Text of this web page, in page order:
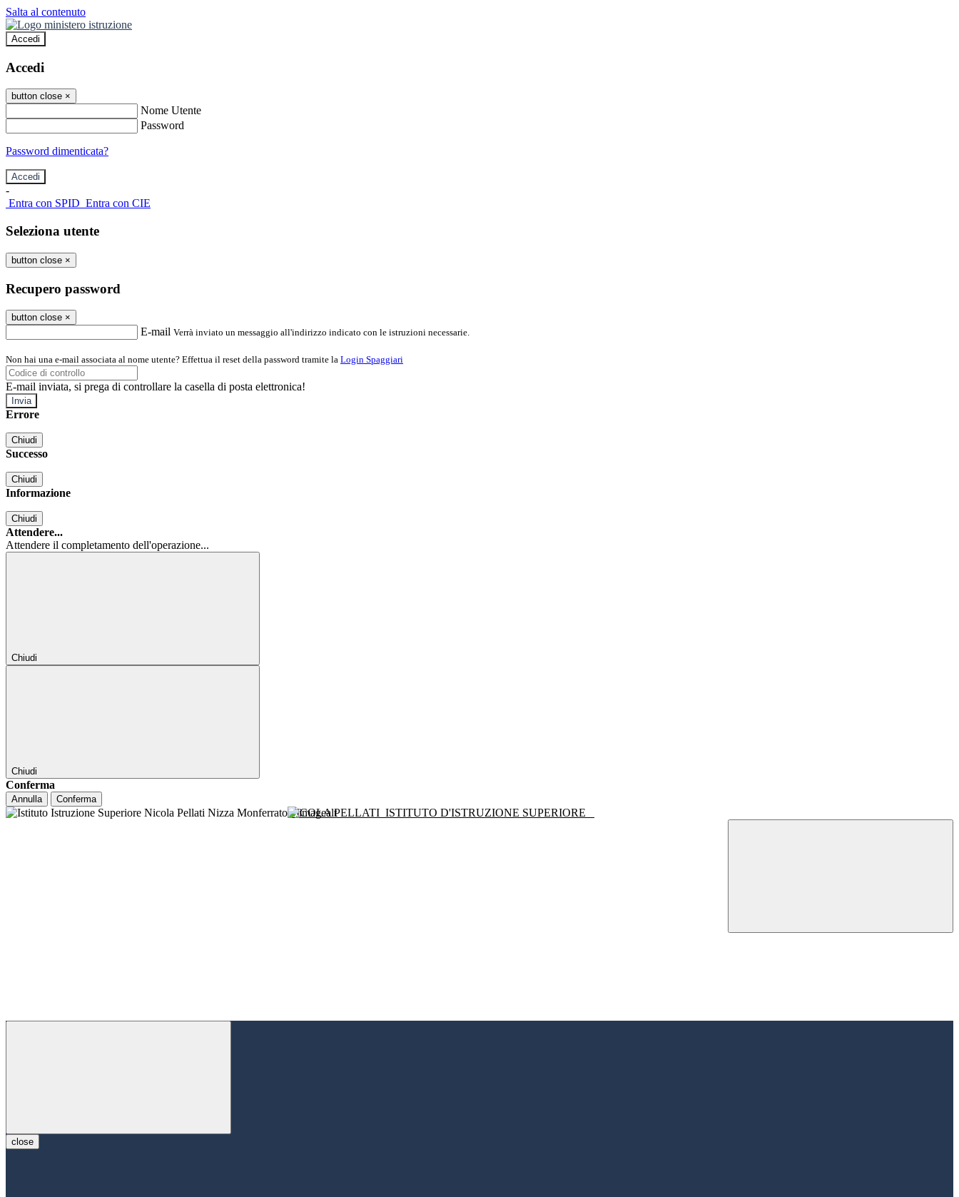
Salta al contenuto
Accedi
Accedi
button close ×
Nome Utente
Password
Password dimenticata?
-
Entra con SPID Entra con CIE
Seleziona utente
button close ×
Recupero password
button close ×
E-mail Verrà inviato un messaggio all'indirizzo indicato con le istruzioni necessarie.
Non hai una e-mail associata al nome utente? Effettua il reset della password tramite la Login Spaggiari
E-mail inviata, si prega di controllare la casella di posta elettronica!
Errore
Chiudi
Successo
Chiudi
Informazione
Chiudi
Attendere...
Attendere il completamento dell'operazione...
Chiudi
Chiudi
Conferma
Annulla Conferma
NICOLA PELLATI ISTITUTO D'ISTRUZIONE SUPERIORE
close